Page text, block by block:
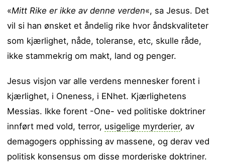
«Mitt Rike er ikke av denne verden«, sa Jesus. Det
vil si han ønsket et åndelig rike hvor åndskvaliteter
som kjærlighet, nåde, toleranse, etc, skulle råde,
ikke stammekrig om makt, land og penger.
Jesus visjon var alle verdens mennesker forent i
kjærlighet, i Oneness, i ENhet. Kjærlighetens
Messias. Ikke forent -One- ved politiske doktriner
innført med vold, terror, usigelige myrderier, av
demagogers opphissing av massene, og derav ved
politisk konsensus om disse morderiske doktriner.